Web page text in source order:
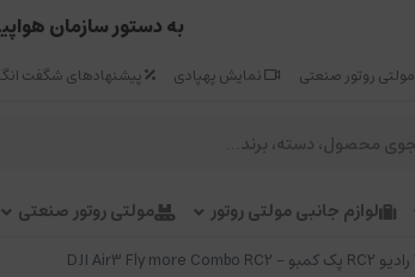
به دستور سازمان
مولتی روتور صنعتی نمایش پهپادی پیشنهادهای شگفت
لوازم جانبی مولتی روتور مولتی روتور صنعتی